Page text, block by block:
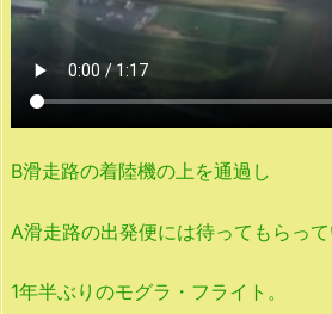
B滑走路の着陸機の上を通過し
A滑走路の出発便には待ってもらって
1年半ぶりのモグラ・フライト。